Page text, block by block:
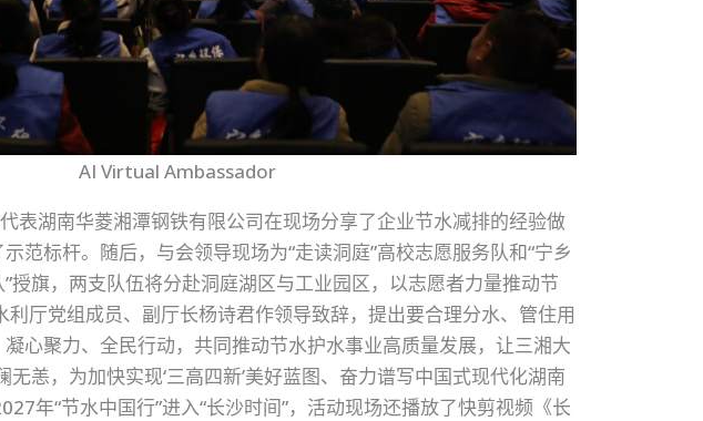
AI Virtual Ambassador
表湖南华菱湘潭钢铁有限公司在现场分享了企业节水减排的经验做
范标杆。随后，与会领导现场为“走读洞庭”高校志愿服务队和“宁乡
授旗，两支队伍将分赴洞庭湖区与工业园区，以志愿者力量推动节
利厅党组成员、副厅长杨诗君作领导致辞，提出要合理分水、管住用
心聚力、全民行动，共同推动节水护水事业高质量发展，让三湘大
无恙，为加快实现‘三高四新’美好蓝图、奋力谱写中国式现代化湖南
年“节水中国行”进入“长沙时间”，活动现场还播放了快剪视频《长